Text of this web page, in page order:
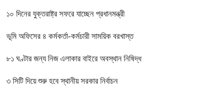
১০ দিনের যুক্তরাষ্ট্র সফরে যাচ্ছেন প্রধানমন্ত্রী
ভূমি অফিসের ৪ কর্মকর্তা-কর্মচারী সাময়িক বরখাস্ত
৮১ ঘণ্টার জন্য নিজ এলাকার বাইরে অবস্থান নিষিদ্ধ
৩ সিটি দিয়ে শুরু হবে স্থানীয় সরকার নির্বাচন